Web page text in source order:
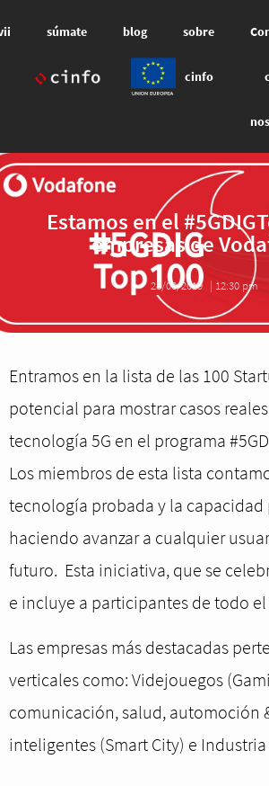
súmate blog sobre
cinfo
Estamos en el
empresas de
28/06/2019 | 12:30 pm
Entramos en la lista de las 100
potencial para mostrar casos
tecnología 5G en el programa
Los miembros de esta lista
tecnología probada y la capacidad
haciendo avanzar a cualquier
futuro. Esta iniciativa, que se
e incluye a participantes de todo
Las empresas más destacadas
verticales como: Videjouegos
comunicación, salud, automoción
inteligentes (Smart City) e Industria